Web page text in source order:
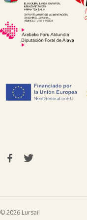
© 2026 Lursail